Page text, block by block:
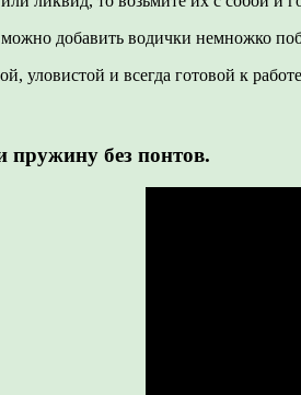
добавить водички немножко
уловистой и всегда готовой к
без понтов.